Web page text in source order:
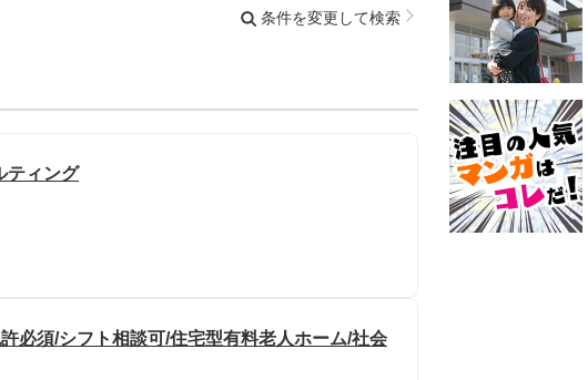
条件を変更して検索
ティング
必須/シフト相談可/住宅型有料老人ホーム/社会